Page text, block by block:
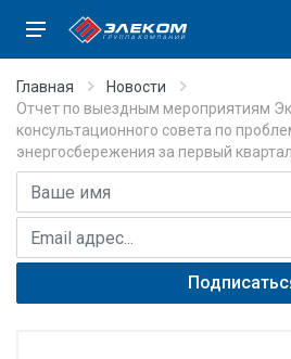
Главная
Новости
Отчет по выездным мероприятиям
консультационного совета по
энергосбережения за первый
Имя
E-mail адрес